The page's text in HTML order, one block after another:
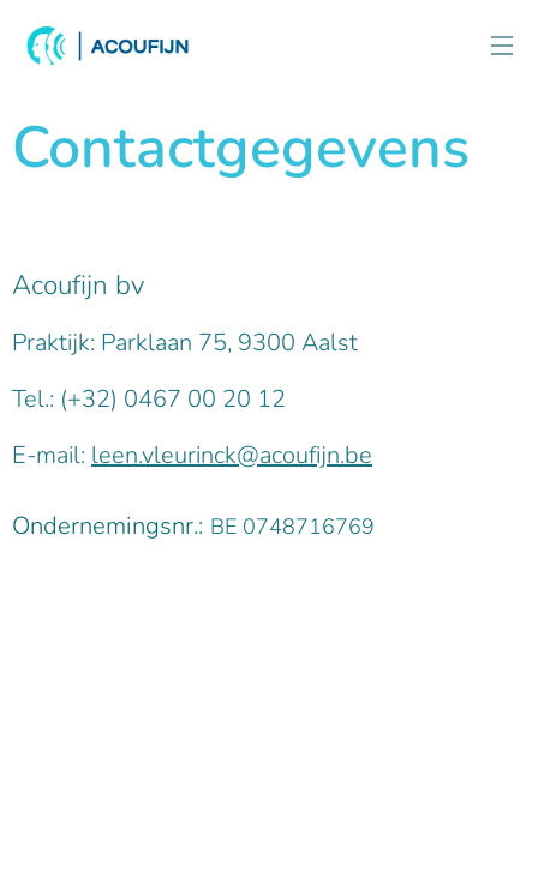
Contactgegevens
Acoufijn bv
Praktijk: Parklaan 75, 9300 Aalst
Tel.: (+32) 0467 00 20 12
E-mail: leen.vleurinck@acoufijn.be
Ondernemingsnr.: BE 0748716769